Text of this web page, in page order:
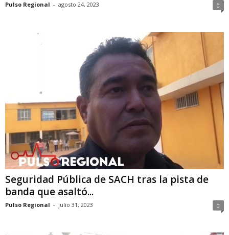
Pulso Regional - agosto 24, 2023 0
Seguridad Pública de SACH tras la pista de
banda que asaltó...
Pulso Regional - julio 31, 2023 0